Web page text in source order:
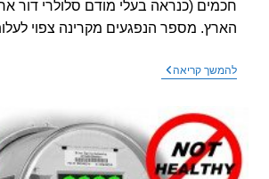
(כנראה בעלי מודם סלולרי דור ארבע)
מספר הנפגעים מקרינה צפוי לעלות
קריאהחברת
מיליון
מוני
חשמל
משדרים
ומקרינים